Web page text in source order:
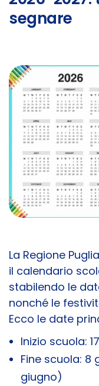
segnare
La Regione
il calendario
stabilendo le
nonché le
Ecco le date
Inizio scuola:
Fine scuola: 8
giugno)